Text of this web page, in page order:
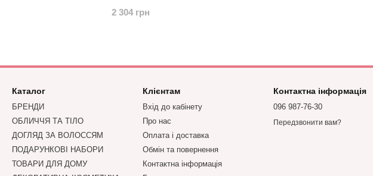
2 304 грн
Каталог
БРЕНДИ
ОБЛИЧЧЯ ТА ТІЛО
ДОГЛЯД ЗА ВОЛОССЯМ
ПОДАРУНКОВІ НАБОРИ
ТОВАРИ ДЛЯ ДОМУ
Клієнтам
Вхід до кабінету
Про нас
Оплата і доставка
Обмін та повернення
Контактна інформація
Контактна інформація
096 987-76-30
Передзвонити вам?